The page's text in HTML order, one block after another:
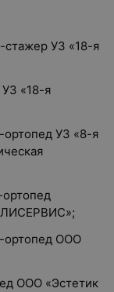
стажер УЗ «18-я
«18-я
УЗ «8-я
ортопед ООО
ООО «Эстетик